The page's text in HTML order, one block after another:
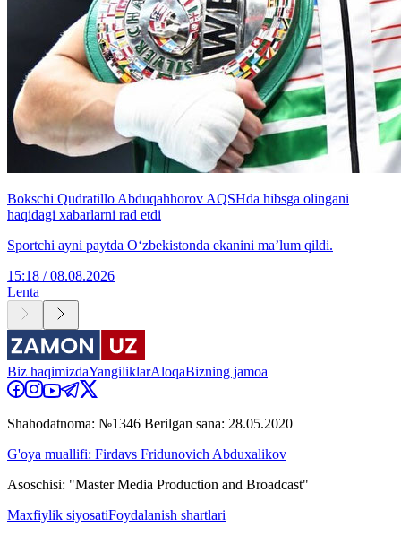
Bokschi Qudratillo Abduqahhorov AQSHda hibsga olingani
haqidagi xabarlarni rad etdi
Sportchi ayni paytda O‘zbekistonda ekanini ma’lum qildi.
15:18 / 08.08.2026
Lenta
Biz haqimizdaYangiliklarAloqaBizning jamoa
Shahodatnoma: №1346 Berilgan sana: 28.05.2020
G'oya muallifi: Firdavs Fridunovich Abduxalikov
Asoschisi: "Master Media Production and Broadcast"
Maxfiylik siyosatiFoydalanish shartlari